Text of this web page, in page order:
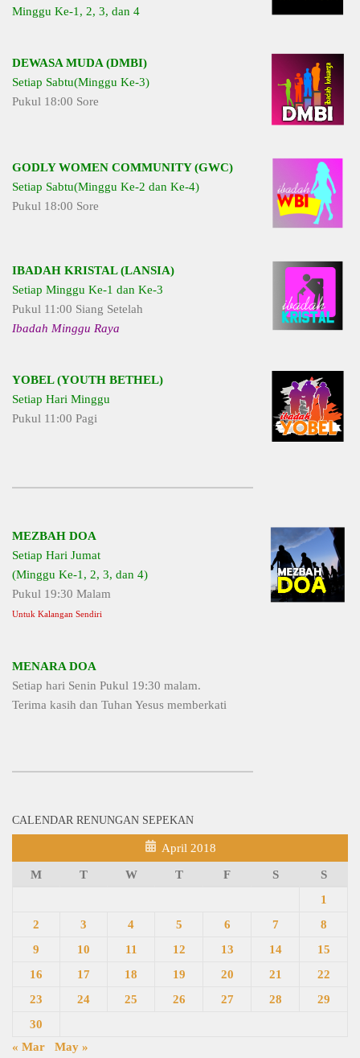
Minggu Ke-1, 2, 3, dan 4
DEWASA MUDA (DMBI)
Setiap Sabtu(Minggu Ke-3)
Pukul 18:00 Sore
GODLY WOMEN COMMUNITY (GWC)
Setiap Sabtu(Minggu Ke-2 dan Ke-4)
Pukul 18:00 Sore
IBADAH KRISTAL (LANSIA)
Setiap Minggu Ke-1 dan Ke-3
Pukul 11:00 Siang Setelah
Ibadah Minggu Raya
YOBEL (YOUTH BETHEL)
Setiap Hari Minggu
Pukul 11:00 Pagi
MEZBAH DOA
Setiap Hari Jumat
(Minggu Ke-1, 2, 3, dan 4)
Pukul 19:30 Malam
Untuk Kalangan Sendiri
MENARA DOA
Setiap hari Senin Pukul 19:30 malam.
Terima kasih dan Tuhan Yesus memberkati
CALENDAR RENUNGAN SEPEKAN
April 2018
M T W T F S
S
1
2
3 4 5 6 7
8
9
10 11 12 13 14
15
16
17 18 19 20 21
22
23
24 25 26 27 28
29
30
« Mar
May »